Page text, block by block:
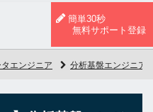
簡単30秒
無料サポート登録
エンジニア 分析基盤エンジニア